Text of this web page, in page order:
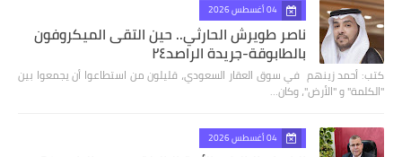
04 أغسطس 2026
ناصر طويرش الحارثي.. حين التقى الميكروفون
بالطابوقة-جريدة الراصد٢٤
كتب: أحمد زينهم في سوق العقار السعودي، قليلون من استطاعوا أن يجمعوا بين
"الكلمة" و "الأرض"، وكان…
04 أغسطس 2026